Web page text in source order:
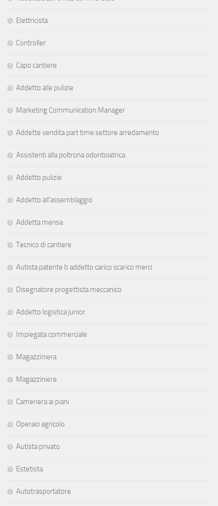
Elettricista
Controller
Capo cantiere
Addetto alle pulizie
Marketing Communication Manager
Addette vendita part time settore arredamento
Assistenti alla poltrona odontoiatrica
Addetto pulizie
Addetto all’assemblaggio
Addetta mensa
Tecnico di cantiere
Autista patente b addetto carico scarico merci
Disegnatore progettista meccanico
Addetto logistica junior
Impiegata commerciale
Magazziniera
Magazziniere
Cameriera ai piani
Operaio agricolo
Autista privato
Estetista
Autotrasportatore